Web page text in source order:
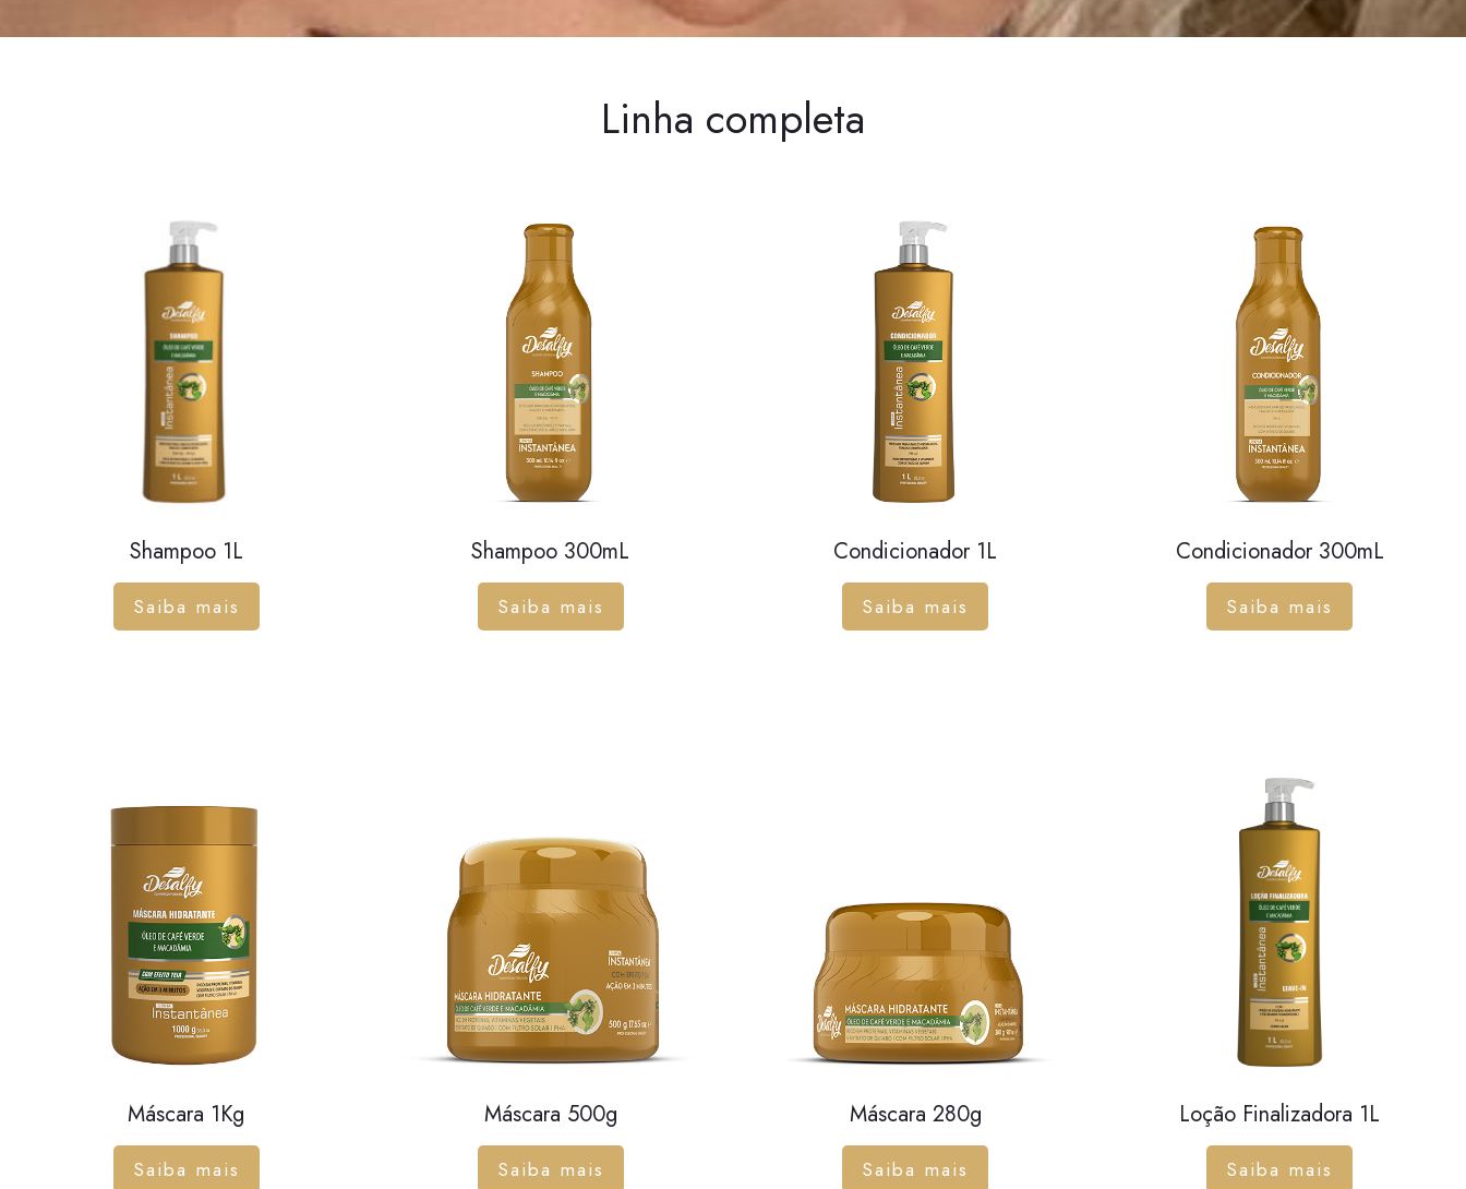
Linha completa
Shampoo 1L
Saiba mais
Shampoo 300mL
Saiba mais
Condicionador 1L
Saiba mais
Condicionador 300mL
Saiba mais
Máscara 1Kg
Saiba mais
Máscara 500g
Saiba mais
Máscara 280g
Saiba mais
Loção Finalizadora 1L
Saiba mais